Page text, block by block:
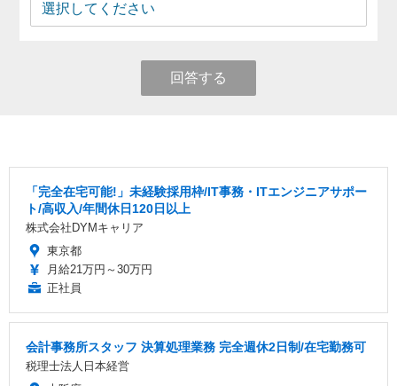
回答する
「完全在宅可能!」未経験採用枠/IT事務・ITエンジニアサポー
ト/高収入/年間休日120日以上
株式会社DYMキャリア
東京都
月給21万円～30万円
正社員
会計事務所スタッフ 決算処理業務 完全週休2日制/在宅勤務可
税理士法人日本経営